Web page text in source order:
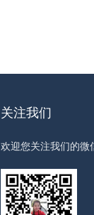
关注我们
欢迎您关注我们的微